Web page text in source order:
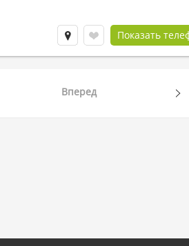
Показать
Вперед